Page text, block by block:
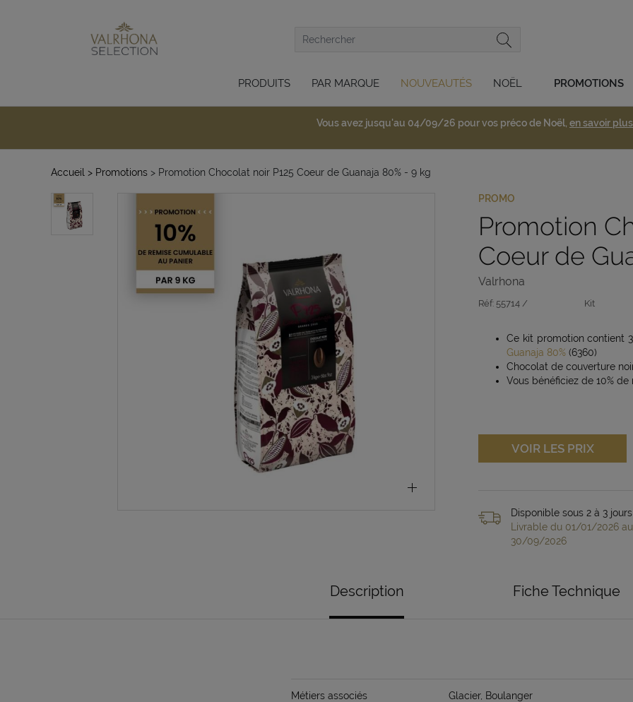
PRODUITS PAR MARQUE NOUVEAUTÉS NOËL PROMOTIONS
Vous avez jusqu'au 04/09/26 pour vos préco de Noël, en savoir plus
Accueil > Promotions > Promotion Chocolat noir P125 Coeur de Guanaja 80% - 9 kg
PROMO
Promotion
Coeur de
Valrhona
Réf: 55714 / Kit
Ce kit promotion contient
Guanaja 80% (6360)
Chocolat de couverture
Vous bénéficiez de 10%
VOIR LES PRIX
Disponible sous 2 à 3
Livrable du 01/01/2026 au
30/09/2026
Description Fiche Technique
Métiers associés Glacier, Boulanger